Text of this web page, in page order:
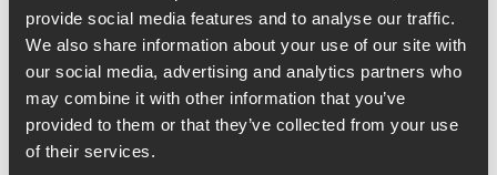
provide social media features and to analyse our traffic.
We also share information about your use of our site with
our social media, advertising and analytics partners who
may combine it with other information that you’ve
provided to them or that they’ve collected from your use
of their services.
- Ydersål i gummi med 10% genanvendt gummi
- Blød formstøbt indlægssål i PU beklædt med kork
- WODEN Natural soft technology ™
- Woden air flow system ™
Levering & returnering